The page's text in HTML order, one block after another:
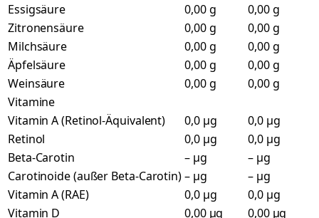
Essigsäure
0,00 g
0,00 g
Zitronensäure
0,00 g
0,00 g
Milchsäure
0,00 g
0,00 g
Äpfelsäure
0,00 g
0,00 g
Weinsäure
0,00 g
0,00 g
Vitamine
Vitamin A (Retinol-Äquivalent)
0,0 µg
0,0 µg
Retinol
0,0 µg
0,0 µg
Beta-Carotin
– µg
– µg
Carotinoide (außer Beta-Carotin)– µg
– µg
Vitamin A (RAE)
0,0 µg
0,0 µg
Vitamin D
0,00 µg
0,00 µg